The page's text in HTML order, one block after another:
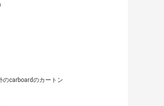
のcarboardのカートン